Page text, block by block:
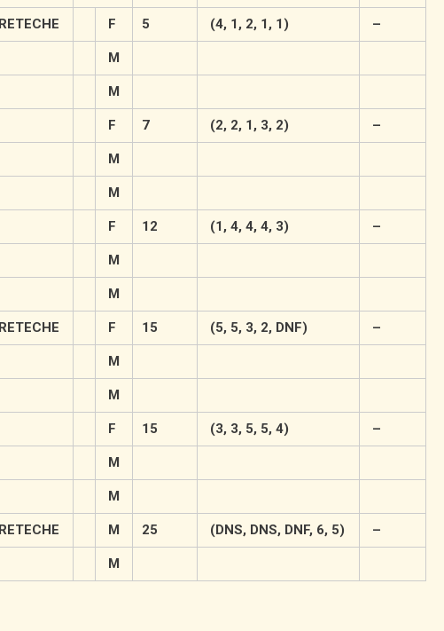
F 5 (4, 1, 2, 1, 1) –
M
M
F 7 (2, 2, 1, 3, 2) –
M
M
F 12 (1, 4, 4, 4, 3) –
M
M
F 15 (5, 5, 3, 2, DNF) –
M
M
F 15 (3, 3, 5, 5, 4) –
M
M
M 25 (DNS, DNS, DNF, 6, 5) –
M